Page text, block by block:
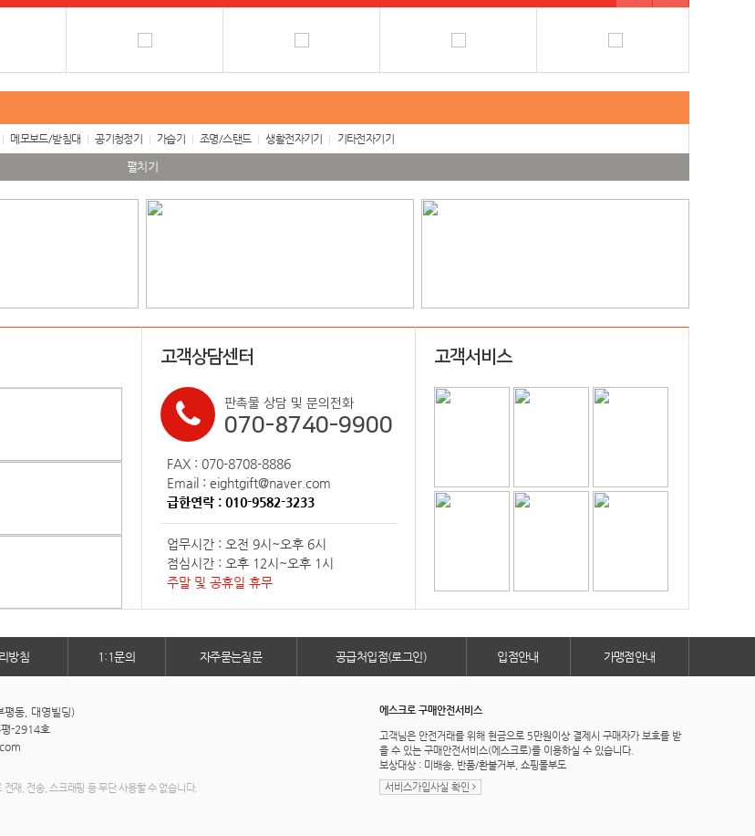
메모보드/받침대 공기청정기 가습기 조명/스탠드 생활전자기기 기타전자기기
펼치기
고객상담센터
판촉물 상담 및 문의전화
070-8740-9900
FAX : 070-8708-8886
Email : eightgift@naver.com
급한연락 : 010-9582-3233
업무시간 : 오전 9시~오후 6시
점심시간 : 오후 12시~오후 1시
주말 및 공휴일 휴무
고객서비스
방침 1:1문의 자주묻는질문 공급처입점(로그인) 입점안내 가맹점안내
평동, 대영빌딩)
-2914호
재, 전송, 스크래핑 등 무단 사용할 수 없습니다.
에스크로 구매안전서비스
고객님은 안전거래를 위해 현금으로 5만원이상 결제시 구매자가 보호를 받
을 수 있는 구매안전서비스(에스크로)를 이용하실 수 있습니다.
보상대상 : 미배송, 반품/환불거부, 쇼핑몰부도
서비스가입사실 확인